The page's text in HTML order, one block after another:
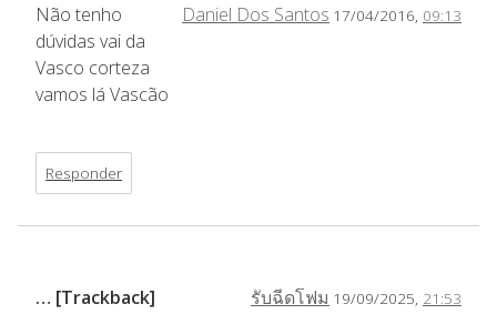
Daniel Dos Santos 17/04/2016, 09:13
Não tenho
dúvidas vai da
Vasco corteza
vamos lá Vascão
Responder
รับฉีดโฟม 19/09/2025, 21:53
… [Trackback]